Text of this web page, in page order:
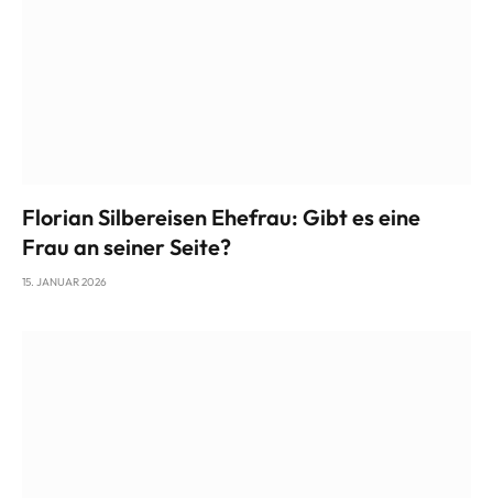
Florian Silbereisen Ehefrau: Gibt es eine
Frau an seiner Seite?
15. JANUAR 2026